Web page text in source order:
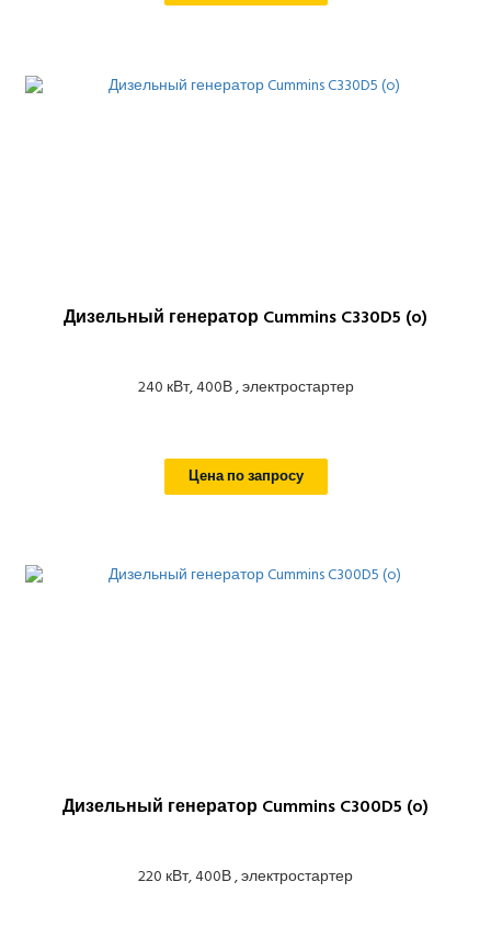
Дизельный генератор Cummins C330D5 (o)
240 кВт, 400В , электростартер
Цена по запросу
Дизельный генератор Cummins C300D5 (o)
220 кВт, 400В , электростартер